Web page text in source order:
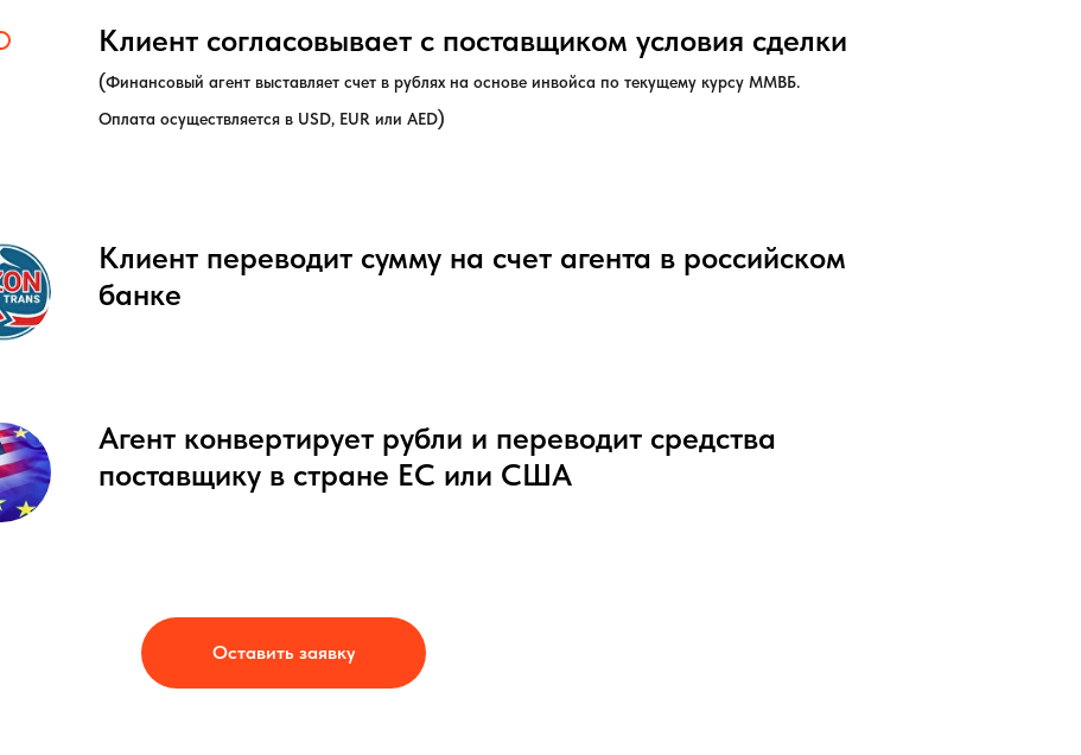
Клиент согласовывает с поставщиком условия сделки
(Финансовый агент выставляет счет в рублях на основе инвойса по текущему курсу ММВБ.
Оплата осуществляется в USD, EUR или AED)
Клиент переводит сумму на счет агента в российском
банке
Агент конвертирует рубли и переводит средства
поставщику в стране ЕС или США
Оставить заявку